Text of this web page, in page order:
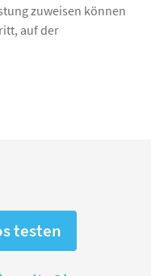
zuweisen können
auf der
testen